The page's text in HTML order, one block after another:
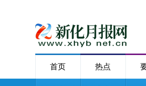
首页 热点